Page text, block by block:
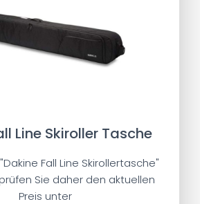
Line Skiroller Tasche
Fall Line Skirollertasche"
Sie daher den aktuellen
Preis unter